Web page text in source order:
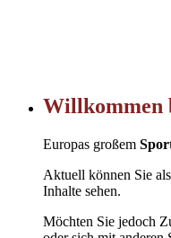
Willkommen
Europas großem
Aktuell können Sie
Inhalte sehen.
Möchten Sie jedoch